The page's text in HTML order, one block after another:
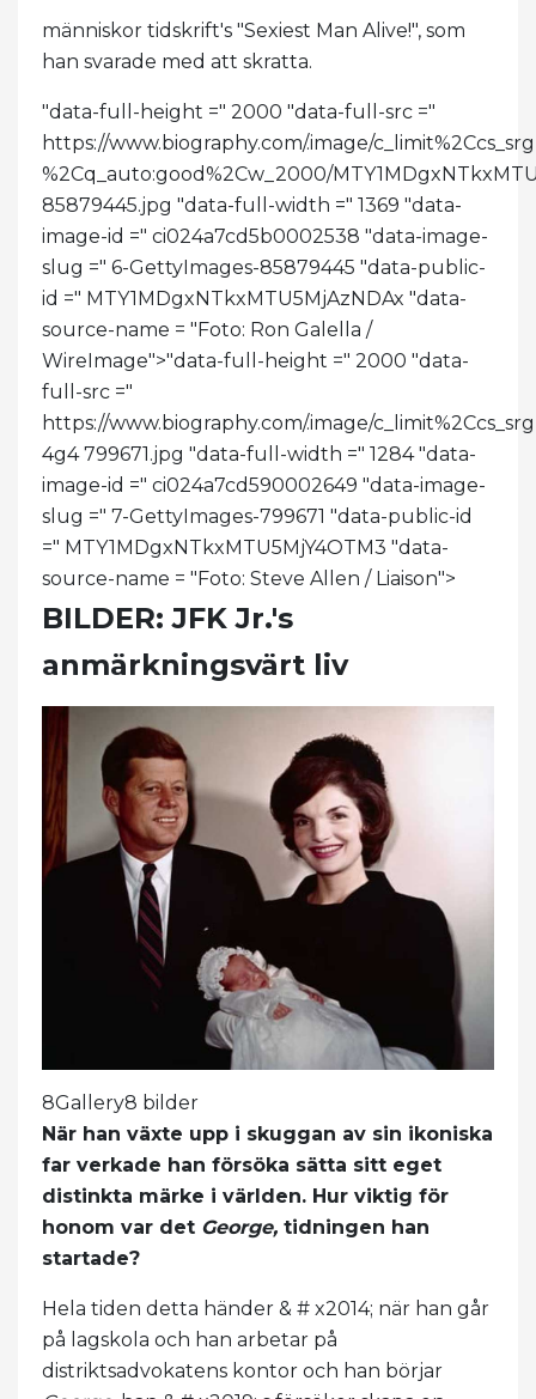
människor tidskrift's "Sexiest Man Alive!", som
han svarade med att skratta.
"data-full-height =" 2000 "data-full-src ="
https://www.biography.com/.image/
%2Cq_auto:good%2Cw_2000/
85879445.jpg "data-full-width =" 1369 "data-
image-id =" ci024a7cd5b0002538 "data-image-
slug =" 6-GettyImages-85879445 "data-public-
id =" MTY1MDgxNTkxMTU5MjAzNDAx "data-
source-name = "Foto: Ron Galella /
WireImage">"data-full-height =" 2000 "data-
full-src ="
https://www.biography.com/.image/
4g4 799671.jpg "data-full-width =" 1284 "data-
image-id =" ci024a7cd590002649 "data-image-
slug =" 7-GettyImages-799671 "data-public-id
=" MTY1MDgxNTkxMTU5MjY4OTM3 "data-
source-name = "Foto: Steve Allen / Liaison">
BILDER: JFK Jr.'s
anmärkningsvärt liv
8Gallery8 bilder
När han växte upp i skuggan av sin ikoniska
far verkade han försöka sätta sitt eget
distinkta märke i världen. Hur viktig för
honom var det George, tidningen han
startade?
Hela tiden detta händer & # x2014; när han går
på lagskola och han arbetar på
distriktsadvokatens kontor och han börjar